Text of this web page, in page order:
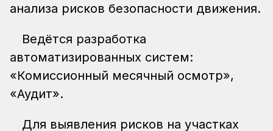
анализа рисков безопасности движения.
Ведётся разработка
автоматизированных систем:
«Комиссионный месячный осмотр»,
«Аудит».
Для выявления рисков на участках